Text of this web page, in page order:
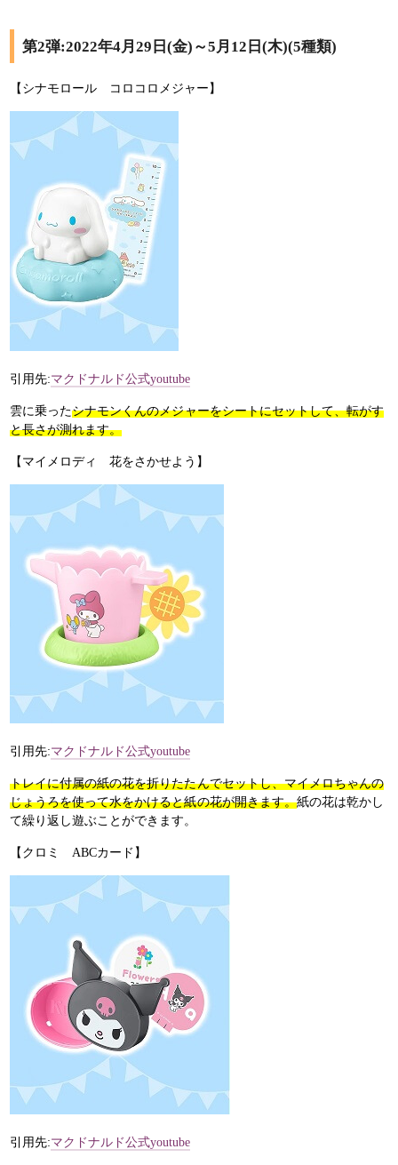
第2弾:2022年4月29日(金)～5月12日(木)(5種類)
【シナモロール コロコロメジャー】
引用先:マクドナルド公式youtube
雲に乗ったシナモンくんのメジャーをシートにセットして、転がす
と長さが測れます。
【マイメロディ 花をさかせよう】
引用先:マクドナルド公式youtube
トレイに付属の紙の花を折りたたんでセットし、マイメロちゃんの
じょうろを使って水をかけると紙の花が開きます。紙の花は乾かし
て繰り返し遊ぶことができます。
【クロミ ABCカード】
引用先:マクドナルド公式youtube